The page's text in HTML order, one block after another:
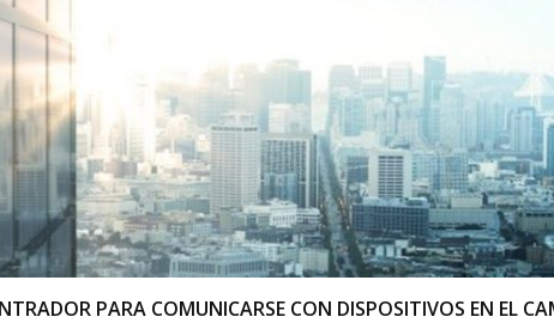
PARA COMUNICARSE CON DISPOSITIVOS EN EL